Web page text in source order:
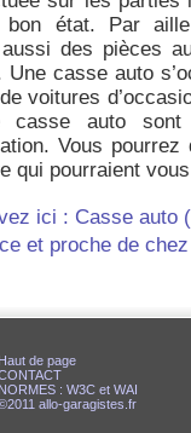
état. Par
des pièces
Une casse auto
voitures
casse auto
Vous
qui pourraient
ici : Casse auto
et proche de
Haut de page
NORMES : W3C et WAI
allo-garagistes.fr